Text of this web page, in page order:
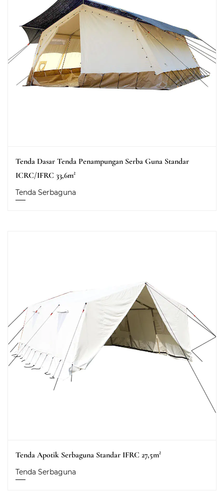
Tenda Dasar Tenda Penampungan Serba Guna Standar
ICRC/IFRC 33,6m²
Tenda Serbaguna
Tenda Apotik Serbaguna Standar IFRC 27,5m²
Tenda Serbaguna